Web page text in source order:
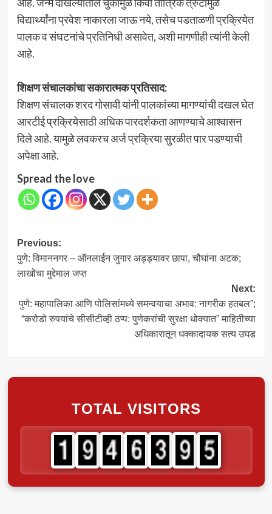
विद्यार्थ्यांना प्रवेश नाकारला जाऊ नये, तसेच पडताळणी प्रक्रियेत
पालक व संघटनांचे प्रतिनिधी असावेत, अशी मागणीही त्यांनी केली
आहे.
शिक्षण संचालकांचा सकारात्मक प्रतिसाद:
शिक्षण संचालक शरद गोसावी यांनी पालकांच्या मागण्यांची दखल घेत
आरटीई प्रक्रियेसाठी अधिक पारदर्शकता आणण्याचे आश्वासन
दिले आहे. यामुळे लवकरच अर्ज प्रक्रिया सुरळीत पार पडण्याची
अपेक्षा आहे.
Spread the love
Post
navigation
Previous:
पुणे: विमाननगर – ऑनलाईन जुगार अड्ड्यावर छापा, चौघांना अटक;
लाखोंचा मुद्देमाल जप्त
Next:
पुणे: महापालिका आणि पोलिसांमध्ये समन्वयाचा अभाव: नागरीक हतबल”;
“करोडो रुपयांचे सीसीटीव्ही ठप्प: पुणेकरांची सुरक्षा धोक्यात” माहितीच्या
अधिकारातून धक्कादायक सत्य उघड
TOTAL VISITORS